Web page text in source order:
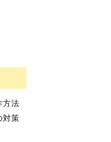
方法
対策